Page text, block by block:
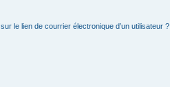
le lien de courrier électronique d’un utilisateur ?